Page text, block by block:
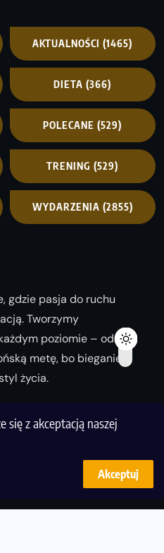
się z akceptacją naszej
Akceptuj
AKTUALNOŚCI (1465)
DIETA (366)
POLECANE (529)
TRENING (529)
WYDARZENIA (2855)
gdzie pasja do ruchu
Tworzymy
poziomie – od
metę, bo bieganie
życia.
najlepszą wersję!